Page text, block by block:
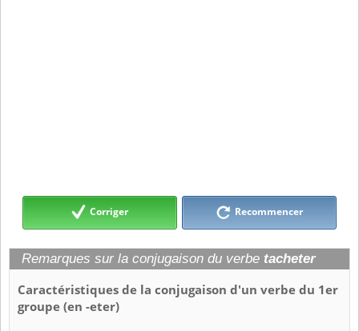
Corriger Recommencer
Remarques sur la conjugaison du verbe tacheter
Caractéristiques de la conjugaison d'un verbe du 1er
groupe (en -eter)